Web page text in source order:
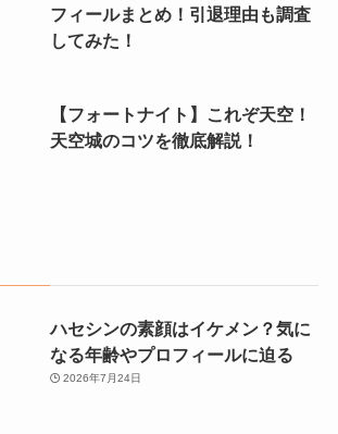
フィールまとめ！引退理由も調査
してみた！
【フォートナイト】これぞ天空！
天空城のコツを徹底解説！
ハセシンの素顔はイケメン？気に
なる年齢やプロフィールに迫る
2026年7月24日